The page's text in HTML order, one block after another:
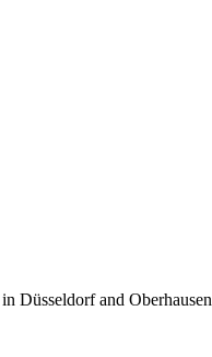
Düsseldorf and Oberhausen